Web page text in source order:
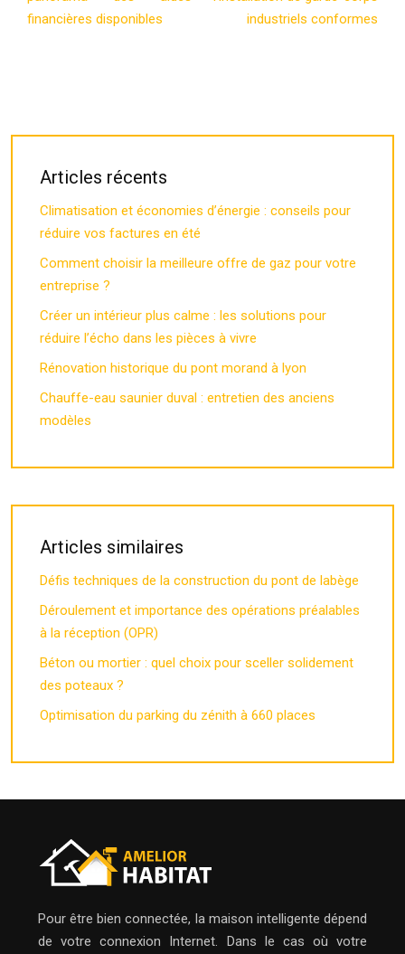
financières disponibles
industriels conformes
Articles récents
Climatisation et économies d’énergie : conseils pour
réduire vos factures en été
Comment choisir la meilleure offre de gaz pour votre
entreprise ?
Créer un intérieur plus calme : les solutions pour
réduire l’écho dans les pièces à vivre
Rénovation historique du pont morand à lyon
Chauffe-eau saunier duval : entretien des anciens
modèles
Articles similaires
Défis techniques de la construction du pont de labège
Déroulement et importance des opérations préalables
à la réception (OPR)
Béton ou mortier : quel choix pour sceller solidement
des poteaux ?
Optimisation du parking du zénith à 660 places
Pour être bien connectée, la maison intelligente dépend
de votre connexion Internet. Dans le cas où votre